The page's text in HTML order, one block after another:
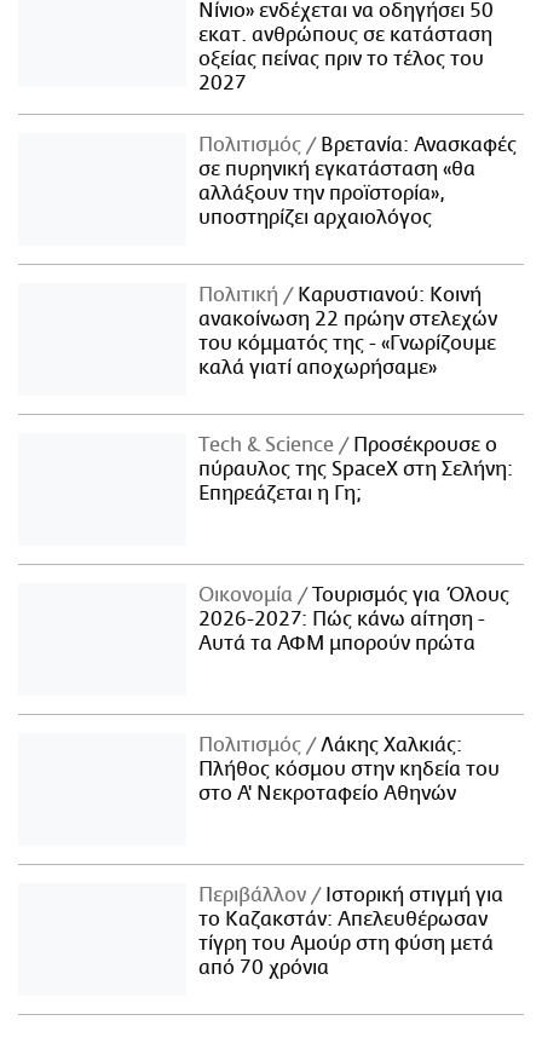
Νίνιο» ενδέχεται να οδηγήσει 50
εκατ. ανθρώπους σε κατάσταση
οξείας πείνας πριν το τέλος του
2027
Πολιτισμός
Βρετανία: Ανασκαφές
σε πυρηνική εγκατάσταση «θα
αλλάξουν την προϊστορία»,
υποστηρίζει αρχαιολόγος
Πολιτική
Καρυστιανού: Κοινή
ανακοίνωση 22 πρώην στελεχών
του κόμματός της - «Γνωρίζουμε
καλά γιατί αποχωρήσαμε»
Τech & Science
Προσέκρουσε ο
πύραυλος της SpaceX στη Σελήνη:
Επηρεάζεται η Γη;
Οικονομία
Τουρισμός για Όλους
2026-2027: Πώς κάνω αίτηση -
Αυτά τα ΑΦΜ μπορούν πρώτα
Πολιτισμός
Λάκης Χαλκιάς:
Πλήθος κόσμου στην κηδεία του
στο Α' Νεκροταφείο Αθηνών
Περιβάλλον
Ιστορική στιγμή για
το Καζακστάν: Απελευθέρωσαν
τίγρη του Αμούρ στη φύση μετά
από 70 χρόνια